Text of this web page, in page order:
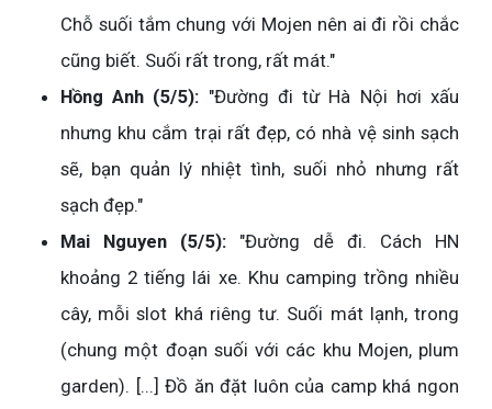
Chỗ suối tắm chung với Mojen nên ai đi rồi chắc
cũng biết. Suối rất trong, rất mát."
Hồng Anh (5/5): "Đường đi từ Hà Nội hơi xấu
nhưng khu cắm trại rất đẹp, có nhà vệ sinh sạch
sẽ, bạn quản lý nhiệt tình, suối nhỏ nhưng rất
sạch đẹp."
Mai Nguyen (5/5): "Đường dễ đi. Cách HN
khoảng 2 tiếng lái xe. Khu camping trồng nhiều
cây, mỗi slot khá riêng tư. Suối mát lạnh, trong
(chung một đoạn suối với các khu Mojen, plum
garden). [...] Đồ ăn đặt luôn của camp khá ngon